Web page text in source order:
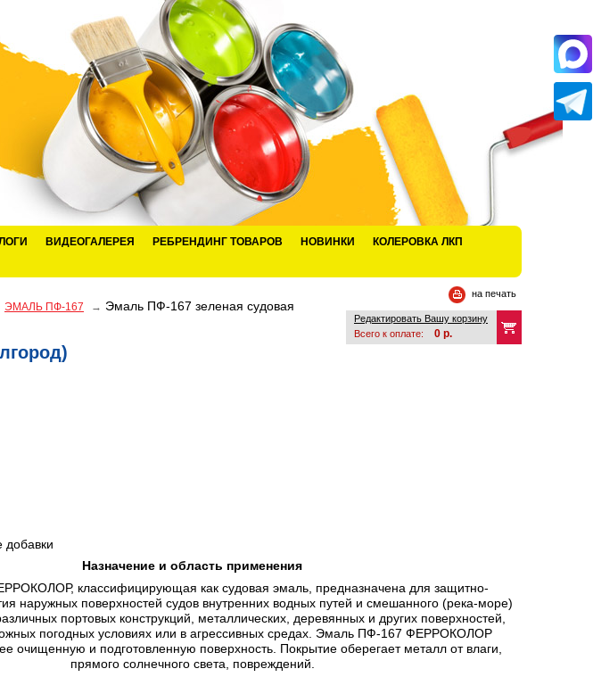
ВИДЕОГАЛЕРЕЯ РЕБРЕНДИНГ ТОВАРОВ НОВИНКИ
КОЛЕРОВКА ЛКП
на печать
Редактировать Вашу корзину
Всего к оплате:
0 р.
ЭМАЛЬ ПФ-167 → Эмаль ПФ-167 зеленая судовая
добавки
Назначение и область применения
классифицирующая как судовая эмаль, предназначена для защитно-
наружных поверхностей судов внутренних водных путей и смешанного (река-море)
портовых конструкций, металлических, деревянных и других поверхностей,
погодных условиях или в агрессивных средах. Эмаль ПФ-167 ФЕРРОКОЛОР
очищенную и подготовленную поверхность. Покрытие оберегает металл от влаги,
прямого солнечного света, повреждений.